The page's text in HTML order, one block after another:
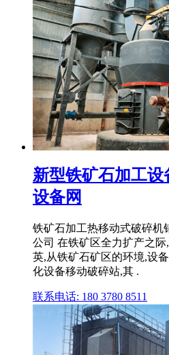
新型铁矿石加工
设备网
铁矿石加工热移动式破碎机
公司 在铁矿区全力扩产之
英,从铁矿石矿区的环境,设
化设备移动破碎站,其 .
联系电话: 180 3780 8511